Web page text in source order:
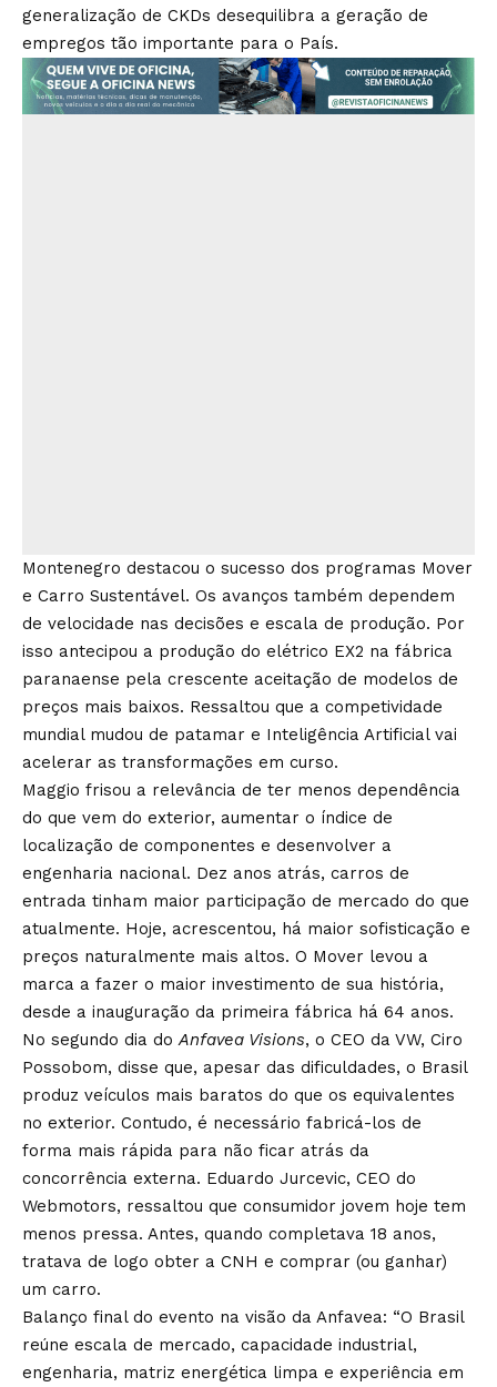
generalização de CKDs desequilibra a geração de
empregos tão importante para o País.
Montenegro destacou o sucesso dos programas Mover
e Carro Sustentável. Os avanços também dependem
de velocidade nas decisões e escala de produção. Por
isso antecipou a produção do elétrico EX2 na fábrica
paranaense pela crescente aceitação de modelos de
preços mais baixos. Ressaltou que a competividade
mundial mudou de patamar e Inteligência Artificial vai
acelerar as transformações em curso.
Maggio frisou a relevância de ter menos dependência
do que vem do exterior, aumentar o índice de
localização de componentes e desenvolver a
engenharia nacional. Dez anos atrás, carros de
entrada tinham maior participação de mercado do que
atualmente. Hoje, acrescentou, há maior sofisticação e
preços naturalmente mais altos. O Mover levou a
marca a fazer o maior investimento de sua história,
desde a inauguração da primeira fábrica há 64 anos.
No segundo dia doAnfavea Visions, o CEO da VW, Ciro
Possobom, disse que, apesar das dificuldades, o Brasil
produz veículos mais baratos do que os equivalentes
no exterior. Contudo, é necessário fabricá-los de
forma mais rápida para não ficar atrás da
concorrência externa. Eduardo Jurcevic, CEO do
Webmotors, ressaltou que consumidor jovem hoje tem
menos pressa. Antes, quando completava 18 anos,
tratava de logo obter a CNH e comprar (ou ganhar)
um carro.
Balanço final do evento na visão da Anfavea: “O Brasil
reúne escala de mercado, capacidade industrial,
engenharia, matriz energética limpa e experiência em